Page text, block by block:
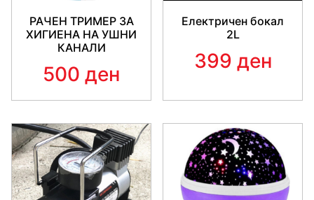
РАЧЕН ТРИМЕР ЗА
ХИГИЕНА НА УШНИ
КАНАЛИ
500 ден
Електричен бокал
2L
399 ден